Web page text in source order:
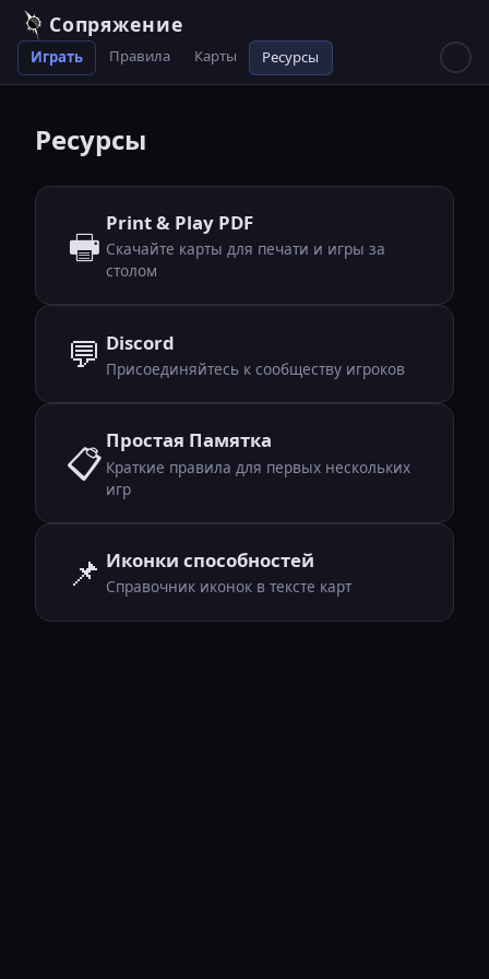
Сопряжение
Играть Правила Карты Ресурсы
Ресурсы
🖶 Print & Play PDF
Скачайте карты для печати и игры за
столом
💬 Discord
Присоединяйтесь к сообществу игроков
📋 Простая Памятка
Краткие правила для первых нескольких
игр
📌 Иконки способностей
Справочник иконок в тексте карт